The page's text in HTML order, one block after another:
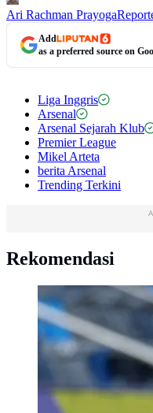
Ari Rachman Prayoga
Add
as a preferred source on
Liga Inggris
Arsenal
Arsenal Sejarah Klub
Premier League
Mikel Arteta
berita Arsenal
Trending Terkini
Rekomendasi